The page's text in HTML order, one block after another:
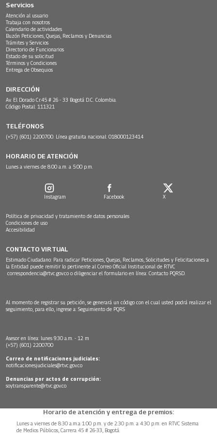
Servicios
Atención al usuario
Trabaja con nosotros
Calendario de actividades
Buzón Peticiones, Quejas, Reclamos y Denuncias
Trámites y Servicios
Directorio de Funcionarios
Estado de su solicitud
Términos y Condiciones
Entrega de Obsequios
DIRECCIÓN
Av. El Dorado Cr.45 # 26 - 33 Bogotá D.C. Colombia.
Código Postal: 111321
TELÉFONOS
(+57) (601) 2200700. Línea gratuita nacional: 018000123414
HORARIO DE ATENCIÓN
Lunes a viernes de 8:00 a.m. a 5:00 p.m.
Instagram Facebook X
Política de privacidad y tratamiento de datos personales
Condiciones de uso
Accesibilidad
CONTACTO VIRTUAL
Estimado Ciudadano: Para radicar Peticiones, Quejas, Reclamos, Solicitudes y Felicitaciones a
la Entidad puede remitir lo pertinente al Correo Oficial Institucional de RTVC
correspondencia@rtvc.gov.co o diligenciar el formulario en línea: Contacto PQRSD.
Al momento de registrar su petición, se generará un código con el cual usted podrá realizar el
seguimiento, para ello, ingrese a: Seguimiento de PQRS
Asesor en línea: lunes 9:30 a.m. - 12 m
(+57) (601) 2200700
Correo de notificaciones judiciales:
notificacionesjudiciales@rtvc.gov.co
Denuncias por actos de corrupción:
soytransparente@rtvc.gov.co
Horario de atención y entrega de premios:
Lunes a viernes de 8:30 a.m.a 1:00 p.m. y de 2:30 p.m. a 4:30 p.m. en RTVC Sistema
de Medios Públicos, Carrera 45 # 26-33, Bogotá.